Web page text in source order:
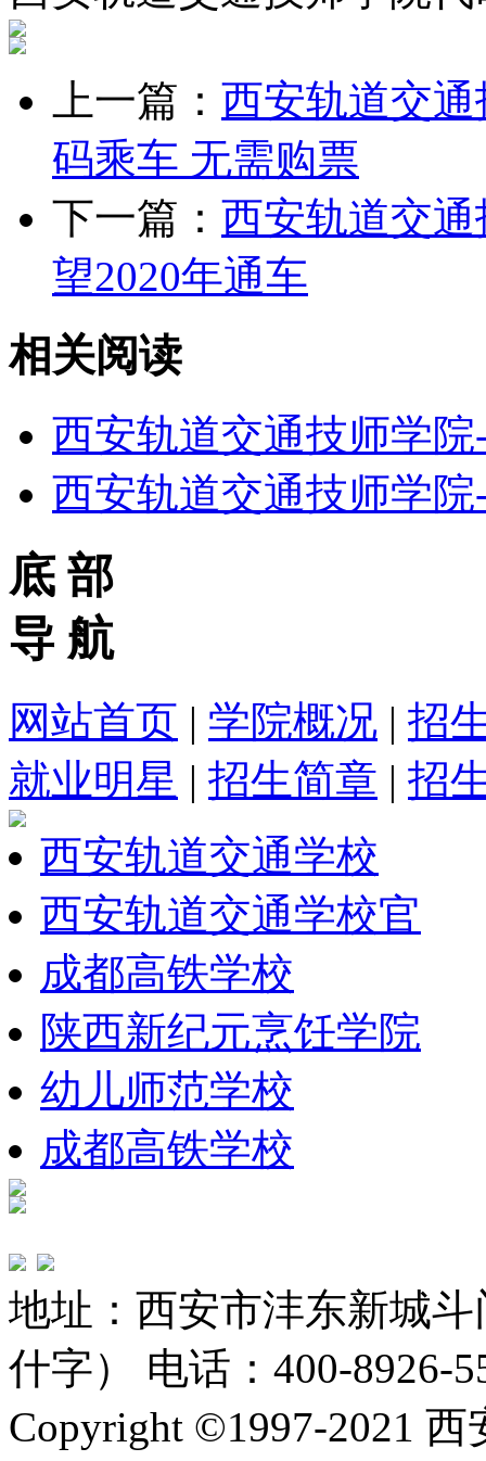
上一篇： 西安轨道交
码乘车 无需购票
下一篇： 西安轨道交
望2020年通车
相关阅读
西安轨道交通技师学
西安轨道交通技师学
底 部
导 航
网站首页 | 学院概况 | 招
就业明星 | 招生简章 | 招
西安轨道交通学校
西安轨道交通学校官
成都高铁学校
陕西新纪元烹饪学院
幼儿师范学校
成都高铁学校
地址：西安市沣东新城
什字） 电话：400-8926-
Copyright ©1997-2021